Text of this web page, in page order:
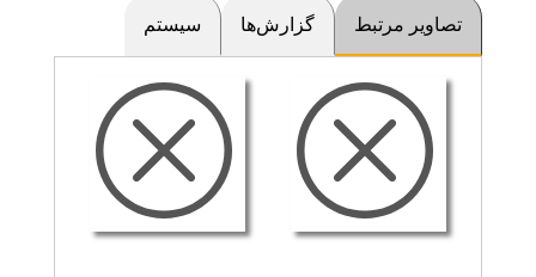
تصاویر مرتبط گزارش‌ها سیستم